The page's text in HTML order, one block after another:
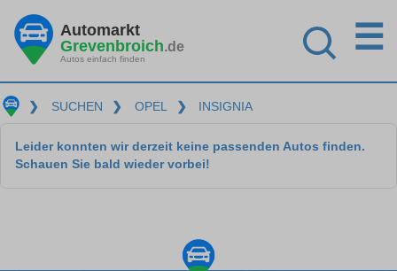
Automarkt
Grevenbroich.de
Autos einfach finden
☰
❯ SUCHEN ❯ OPEL ❯ INSIGNIA
Leider konnten wir derzeit keine passenden Autos finden.
Schauen Sie bald wieder vorbei!